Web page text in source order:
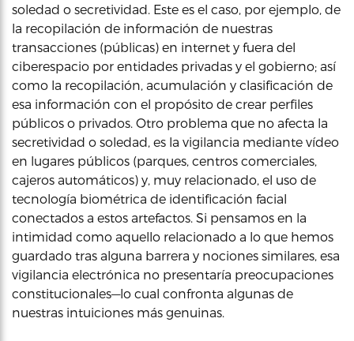
soledad o secretividad. Este es el caso, por ejemplo, de
la recopilación de información de nuestras
transacciones (públicas) en internet y fuera del
ciberespacio por entidades privadas y el gobierno; así
como la recopilación, acumulación y clasificación de
esa información con el propósito de crear perfiles
públicos o privados. Otro problema que no afecta la
secretividad o soledad, es la vigilancia mediante vídeo
en lugares públicos (parques, centros comerciales,
cajeros automáticos) y, muy relacionado, el uso de
tecnología biométrica de identificación facial
conectados a estos artefactos. Si pensamos en la
intimidad como aquello relacionado a lo que hemos
guardado tras alguna barrera y nociones similares, esa
vigilancia electrónica no presentaría preocupaciones
constitucionales—lo cual confronta algunas de
nuestras intuiciones más genuinas.